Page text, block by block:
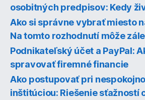
osobitných predpisov: Kedy
Ako si správne vybrať miesto
Na tomto rozhodnutí môže
Podnikateľský účet a PayPal:
spravovať firemné financie
Ako postupovať pri
inštitúciou: Riešenie sťažností